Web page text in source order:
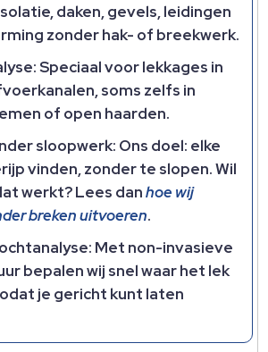
daken, gevels, leidingen
zonder hak- of breekwerk.
Speciaal voor lekkages in
soms zelfs in
of open haarden.
sloopwerk: Ons doel: elke
vinden, zonder te slopen. Wil
werkt? Lees danhoe wij
breken uitvoeren.
Met non-invasieve
bepalen wij snel waar het lek
je gericht kunt laten